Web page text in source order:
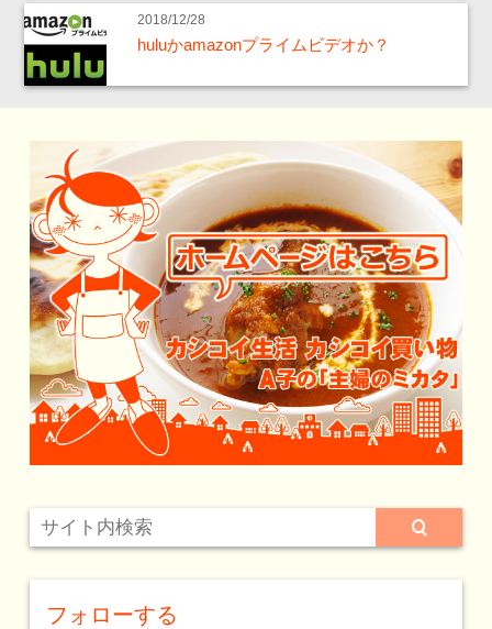
2018/12/28
huluかamazonプライムビデオか？
フォローする